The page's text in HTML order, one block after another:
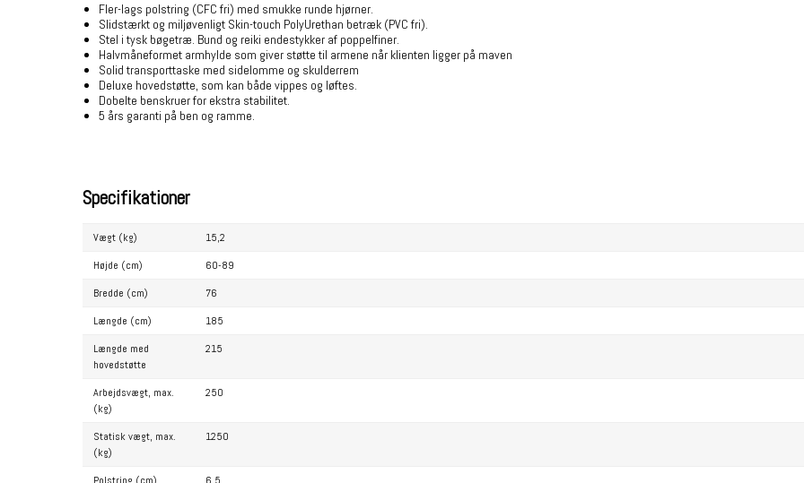
Fler-lags polstring (CFC fri) med smukke runde hjørner.
Slidstærkt og miljøvenligt Skin-touch PolyUrethan betræk (PVC fri).
Stel i tysk bøgetræ. Bund og reiki endestykker af poppelfiner.
Halvmåneformet armhylde som giver støtte til armene når klienten ligger på maven
Solid transporttaske med sidelomme og skulderrem
Deluxe hovedstøtte, som kan både vippes og løftes.
Dobelte benskruer for ekstra stabilitet.
5 års garanti på ben og ramme.
Specifikationer
Vægt (kg)
15,2
Højde (cm)
60-89
Bredde (cm)
76
Længde (cm)
185
Længde med
hovedstøtte
215
Arbejdsvægt, max.
(kg)
250
Statisk vægt, max.
(kg)
1250